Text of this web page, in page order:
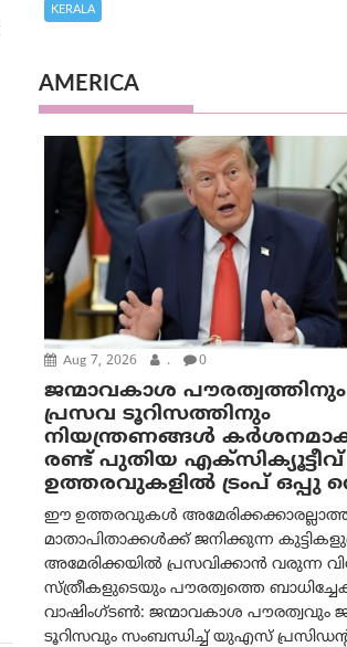
KERALA
AMERICA
Aug 7, 2026 . 0
ജന്മാവകാശ പൗരത്വത്തിനും
പ്രസവ ടൂറിസത്തിനും
നിയന്ത്രണങ്ങൾ
രണ്ട് പുതിയ എക്സിക്യൂട്ടീവ്
ഉത്തരവുകളിൽ ട്രംപ് ഒപ്പു
ഈ ഉത്തരവുകൾ
മാതാപിതാക്കൾക്ക് ജനിക്കുന്ന
അമേരിക്കയിൽ പ്രസവിക്കാൻ വരുന്ന
സ്ത്രീകളുടെയും പൗരത്വത്തെ
വാഷിംഗ്ടണ്‍: ജന്മാവകാശ പൗരത്വവും
ടൂറിസവും സംബന്ധിച്ച് യുഎസ്